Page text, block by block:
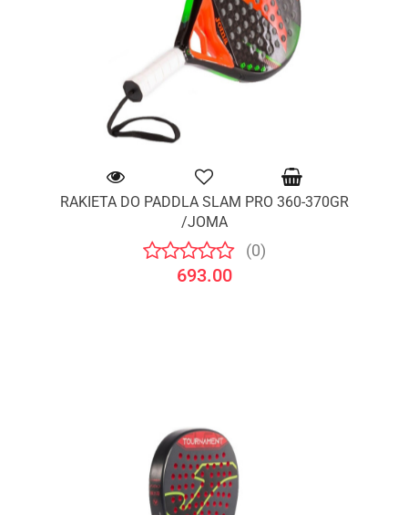
RAKIETA DO PADDLA SLAM PRO 360-370GR
/JOMA
(0)
693.00